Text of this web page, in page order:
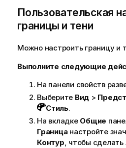
Пользовательская
границы и тени
Можно настроить границу и
Выполните следующие
На панели свойств
Выберите Вид >
Стиль.
На вкладке Общие
Границанастройте
Контур, чтобы сделать